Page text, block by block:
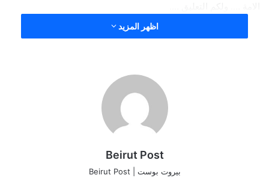
اظهر المزيد
Beirut Post
بيروت بوست | Beirut Post